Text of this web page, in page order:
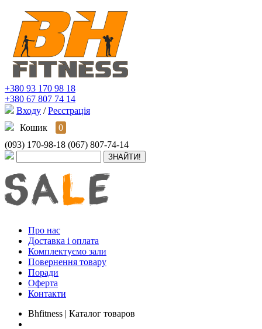
+380 93 170 98 18
+380 67 807 74 14
Входу / Реєстрація
Кошик
0
(093) 170-98-18 (067) 807-74-14
Про нас
Доставка і оплата
Комплектуємо зали
Повернення товару
Поради
Оферта
Контакти
Bhfitness | Каталог товаров